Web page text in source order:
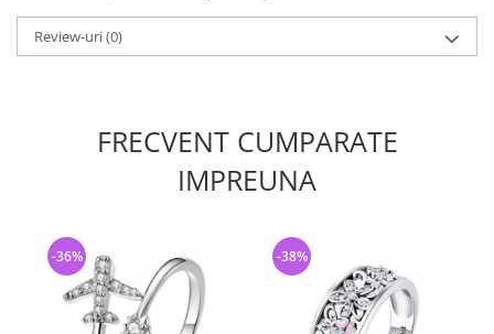
Review-uri(0)
FRECVENT CUMPARATE
IMPREUNA
-36% -38%